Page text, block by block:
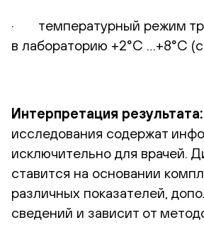
· температурный режим
в лабораторию +2°С …+8°С
Интерпретация результата:
исследования содержат
исключительно для врачей.
ставится на основании
различных показателей,
сведений и зависит от